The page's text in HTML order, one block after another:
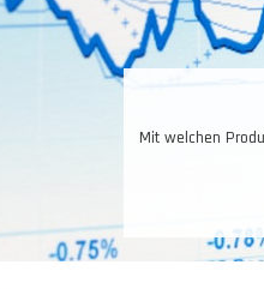
Mit welchen